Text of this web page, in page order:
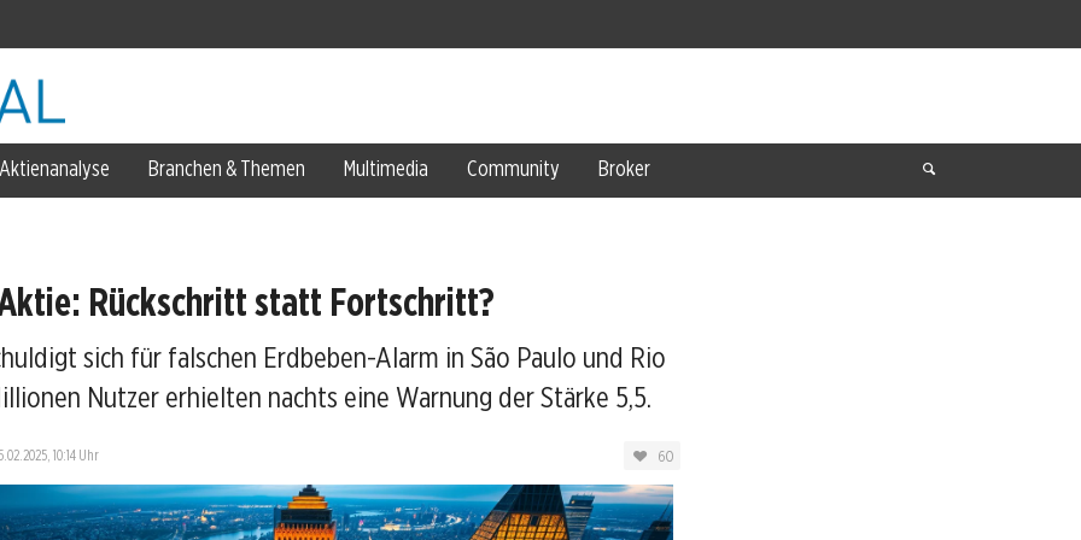
Aktienanalyse Branchen & Themen Multimedia Community Broker
Rückschritt statt Fortschritt?
sich für falschen Erdbeben-Alarm in São Paulo und Rio
Nutzer erhielten nachts eine Warnung der Stärke 5,5.
10:14 Uhr 60